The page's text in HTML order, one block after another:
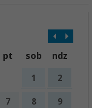
pt sob ndz
1 2
7 8 9